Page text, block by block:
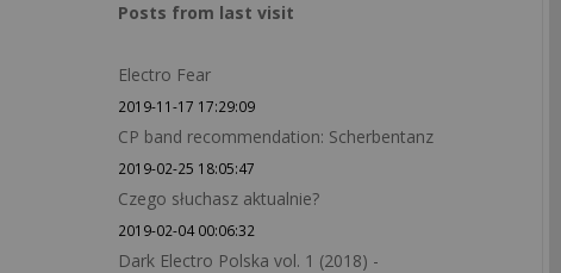
Posts from last visit
Electro Fear
2019-11-17 17:29:09
CP band recommendation: Scherbentanz
2019-02-25 18:05:47
Czego słuchasz aktualnie?
2019-02-04 00:06:32
Dark Electro Polska vol. 1 (2018) -